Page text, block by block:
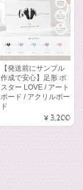
【発送前にサンプル
作成で安心】足形 ポ
スター LOVE / アート
ボード / アクリルボー
ド
¥3,200